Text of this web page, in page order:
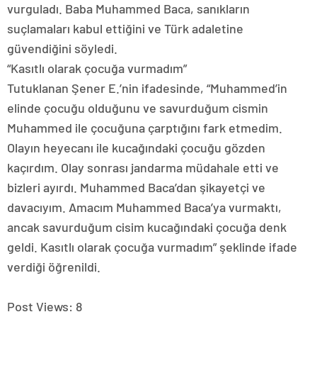
vurguladı. Baba Muhammed Baca, sanıkların
suçlamaları kabul ettiğini ve Türk adaletine
güvendiğini söyledi.
“Kasıtlı olarak çocuğa vurmadım”
Tutuklanan Şener E.’nin ifadesinde, “Muhammed’in
elinde çocuğu olduğunu ve savurduğum cismin
Muhammed ile çocuğuna çarptığını fark etmedim.
Olayın heyecanı ile kucağındaki çocuğu gözden
kaçırdım. Olay sonrası jandarma müdahale etti ve
bizleri ayırdı. Muhammed Baca’dan şikayetçi ve
davacıyım. Amacım Muhammed Baca’ya vurmaktı,
ancak savurduğum cisim kucağındaki çocuğa denk
geldi. Kasıtlı olarak çocuğa vurmadım” şeklinde ifade
verdiği öğrenildi.
Post Views: 8